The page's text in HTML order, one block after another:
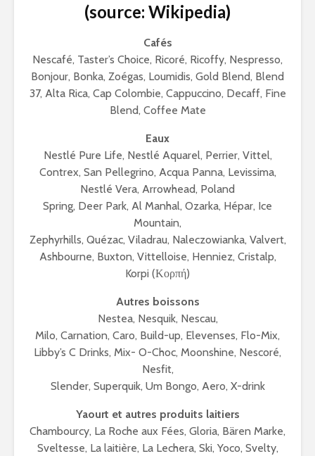
(source: Wikipedia)
Cafés
Nescafé, Taster’s Choice, Ricoré, Ricoffy, Nespresso,
Bonjour, Bonka, Zoégas, Loumidis, Gold Blend, Blend
37, Alta Rica, Cap Colombie, Cappuccino, Decaff, Fine
Blend, Coffee Mate
Eaux
Nestlé Pure Life, Nestlé Aquarel, Perrier, Vittel,
Contrex, San Pellegrino, Acqua Panna, Levissima,
Nestlé Vera, Arrowhead, Poland
Spring, Deer Park, Al Manhal, Ozarka, Hépar, Ice
Mountain,
Zephyrhills, Quézac, Viladrau, Naleczowianka, Valvert,
Ashbourne, Buxton, Vittelloise, Henniez, Cristalp,
Korpi (Κορπή)
Autres boissons
Nestea, Nesquik, Nescau,
Milo, Carnation, Caro, Build-up, Elevenses, Flo-Mix,
Libby’s C Drinks, Mix- O-Choc, Moonshine, Nescoré,
Nesfit,
Slender, Superquik, Um Bongo, Aero, X-drink
Yaourt et autres produits laitiers
Chambourcy, La Roche aux Fées, Gloria, Bären Marke,
Sveltesse, La laitière, La Lechera, Ski, Yoco, Svelty,